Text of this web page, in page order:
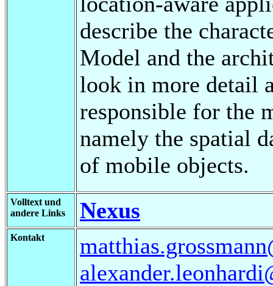
describe the
Model and the
look in more detail
responsible for the
namely the spatial
of mobile objects.
Volltext und
andere Links
Nexus
Kontakt